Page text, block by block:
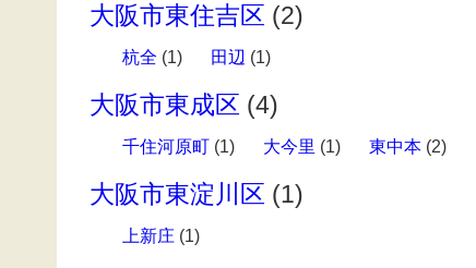
大阪市東住吉区 (2)
杭全 (1) 田辺 (1)
大阪市東成区 (4)
千住河原町 (1) 大今里 (1) 東中本 (2)
大阪市東淀川区 (1)
上新庄 (1)